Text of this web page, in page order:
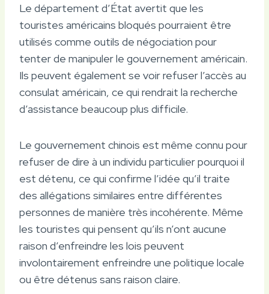
Le département d’État avertit que les
touristes américains bloqués pourraient être
utilisés comme outils de négociation pour
tenter de manipuler le gouvernement américain.
Ils peuvent également se voir refuser l’accès au
consulat américain, ce qui rendrait la recherche
d’assistance beaucoup plus difficile.
Le gouvernement chinois est même connu pour
refuser de dire à un individu particulier pourquoi il
est détenu, ce qui confirme l’idée qu’il traite
des allégations similaires entre différentes
personnes de manière très incohérente. Même
les touristes qui pensent qu’ils n’ont aucune
raison d’enfreindre les lois peuvent
involontairement enfreindre une politique locale
ou être détenus sans raison claire.